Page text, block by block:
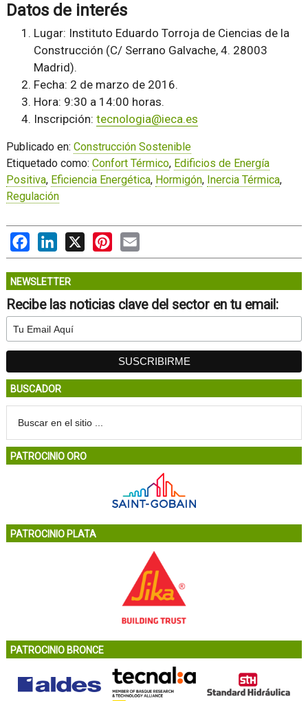
Datos de interés
Lugar: Instituto Eduardo Torroja de Ciencias de la
Construcción (C/ Serrano Galvache, 4. 28003
Madrid).
Fecha: 2 de marzo de 2016.
Hora: 9:30 a 14:00 horas.
Inscripción: tecnologia@ieca.es
Publicado en: Construcción Sostenible
Etiquetado como: Confort Térmico, Edificios de Energía
Positiva, Eficiencia Energética, Hormigón, Inercia Térmica,
Regulación
FacebookLinkedIn
X PinterestEmail
NEWSLETTER
Recibe las noticias clave del sector en tu email:
BUSCADOR
PATROCINIO ORO
PATROCINIO PLATA
PATROCINIO BRONCE